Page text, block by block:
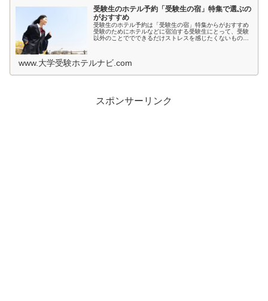
受験生のホテル予約「受験生の宿」特集で選ぶの
がおすすめ
受験生のホテル予約は「受験生の宿」特集からがおすすめ
受験のためにホテルなどに宿泊する受験生にとって、受験
以外のことででできるだけストレスを感じたくないもので
www.大学受験ホテルナビ.com
スポンサーリンク